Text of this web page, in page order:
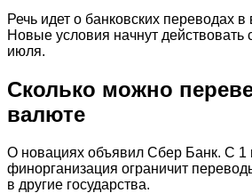
Речь идет о банковских переводах
Новые условия начнут действовать
июля.
Сколько можно
валюте
О новациях объявил Сбер Банк. С 1
финорганизация ограничит
в другие государства.